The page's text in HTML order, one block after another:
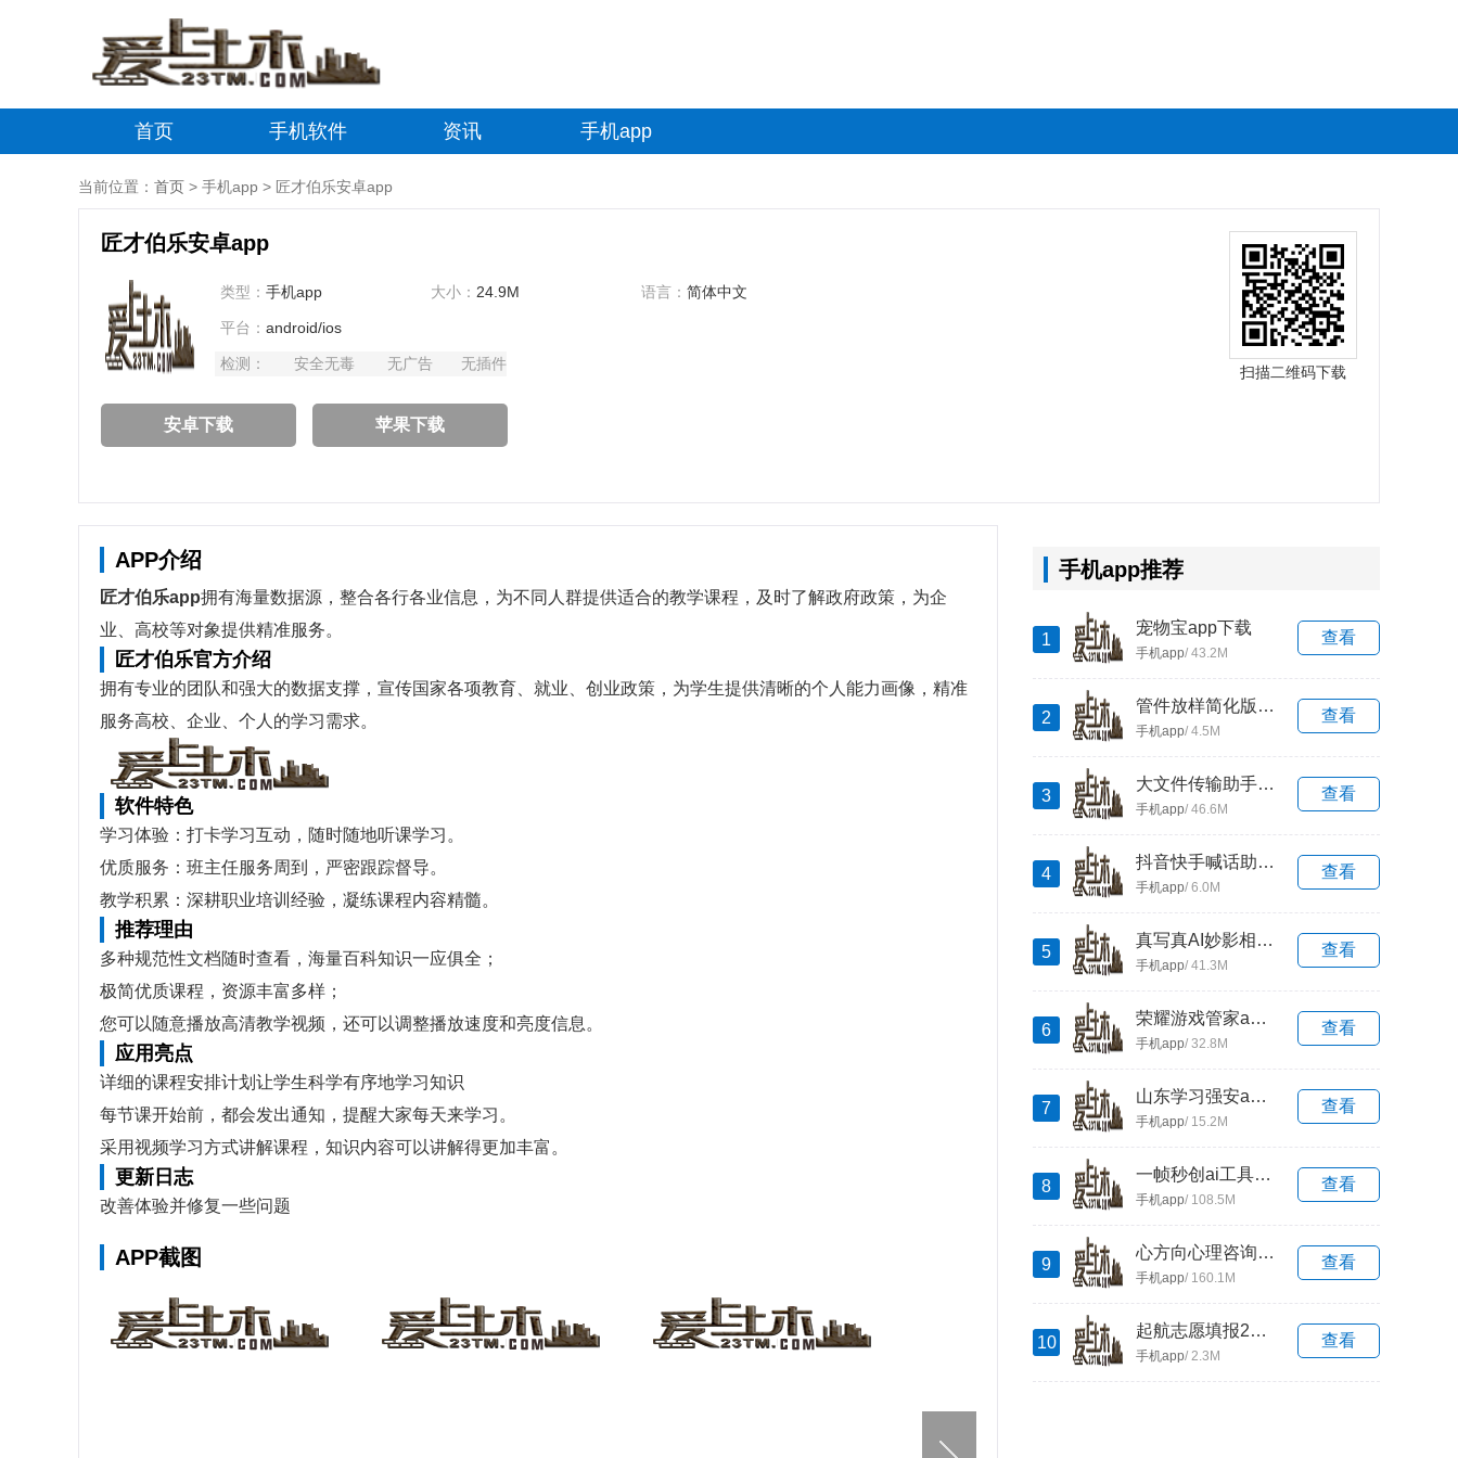
首页 手机软件 资讯 手机app
当前位置： 首页 > 手机app > 匠才伯乐安卓app
匠才伯乐安卓app
类型： 手机app 大小： 24.9M 语言： 简体中文
平台： android/ios
检测： 安全无毒 无广告 无插件
安卓下载 苹果下载
扫描二维码下载
APP介绍
匠才伯乐app拥有海量数据源，整合各行各业信息，为不同人群提供适合的教学课程，及时了解政府政策，为企
业、高校等对象提供精准服务。
匠才伯乐官方介绍
拥有专业的团队和强大的数据支撑，宣传国家各项教育、就业、创业政策，为学生提供清晰的个人能力画像，精准
服务高校、企业、个人的学习需求。
软件特色
学习体验：打卡学习互动，随时随地听课学习。
优质服务：班主任服务周到，严密跟踪督导。
教学积累：深耕职业培训经验，凝练课程内容精髓。
推荐理由
多种规范性文档随时查看，海量百科知识一应俱全；
极简优质课程，资源丰富多样；
您可以随意播放高清教学视频，还可以调整播放速度和亮度信息。
应用亮点
详细的课程安排计划让学生科学有序地学习知识
每节课开始前，都会发出通知，提醒大家每天来学习。
采用视频学习方式讲解课程，知识内容可以讲解得更加丰富。
更新日志
改善体验并修复一些问题
APP截图
手机app推荐
1
宠物宝app下载
手机app/ 43.2M
查看
2
管件放样简化版下载app
手机app/ 4.5M
查看
3
大文件传输助手下载最新版
手机app/ 46.6M
查看
4
抖音快手喊话助手app最新版下载
手机app/ 6.0M
查看
5
真写真AI妙影相机正版下载
手机app/ 41.3M
查看
6
荣耀游戏管家app下载
手机app/ 32.8M
查看
7
山东学习强安app最新版下载
手机app/ 15.2M
查看
8
一帧秒创ai工具下载手机版
手机app/ 108.5M
查看
9
心方向心理咨询最新安卓下载
手机app/ 160.1M
查看
10
起航志愿填报2024最新安卓下载
手机app/ 2.3M
查看